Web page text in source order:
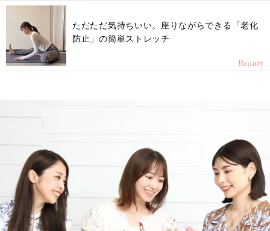
ただただ気持ちいい。座りながらできる「老化
防止」の簡単ストレッチ
Beauty